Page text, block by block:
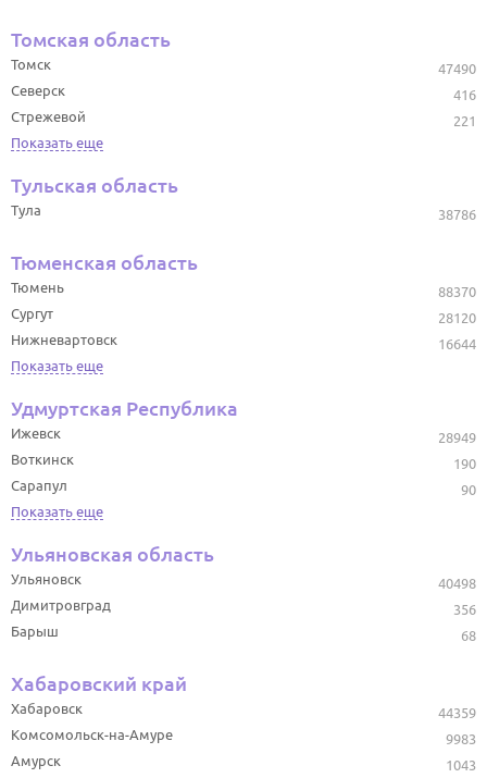
Томская область
47490
Томск
416
Северск
221
Стрежевой
Показать еще
Тульская область
38786
Тула
Тюменская область
88370
Тюмень
28120
Сургут
16644
Нижневартовск
Показать еще
Удмуртская Республика
28949
Ижевск
190
Воткинск
90
Сарапул
Показать еще
Ульяновская область
40498
Ульяновск
356
Димитровград
68
Барыш
Хабаровский край
44359
Хабаровск
9983
Комсомольск-на-Амуре
1043
Амурск